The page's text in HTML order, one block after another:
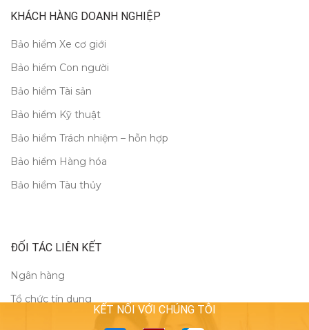
KHÁCH HÀNG DOANH NGHIỆP
Bảo hiểm Xe cơ giới
Bảo hiểm Con người
Bảo hiểm Tài sản
Bảo hiểm Kỹ thuật
Bảo hiểm Trách nhiệm – hỗn hợp
Bảo hiểm Hàng hóa
Bảo hiểm Tàu thủy
ĐỐI TÁC LIÊN KẾT
Ngân hàng
Tổ chức tín dụng
KẾT NỐI VỚI CHÚNG TÔI